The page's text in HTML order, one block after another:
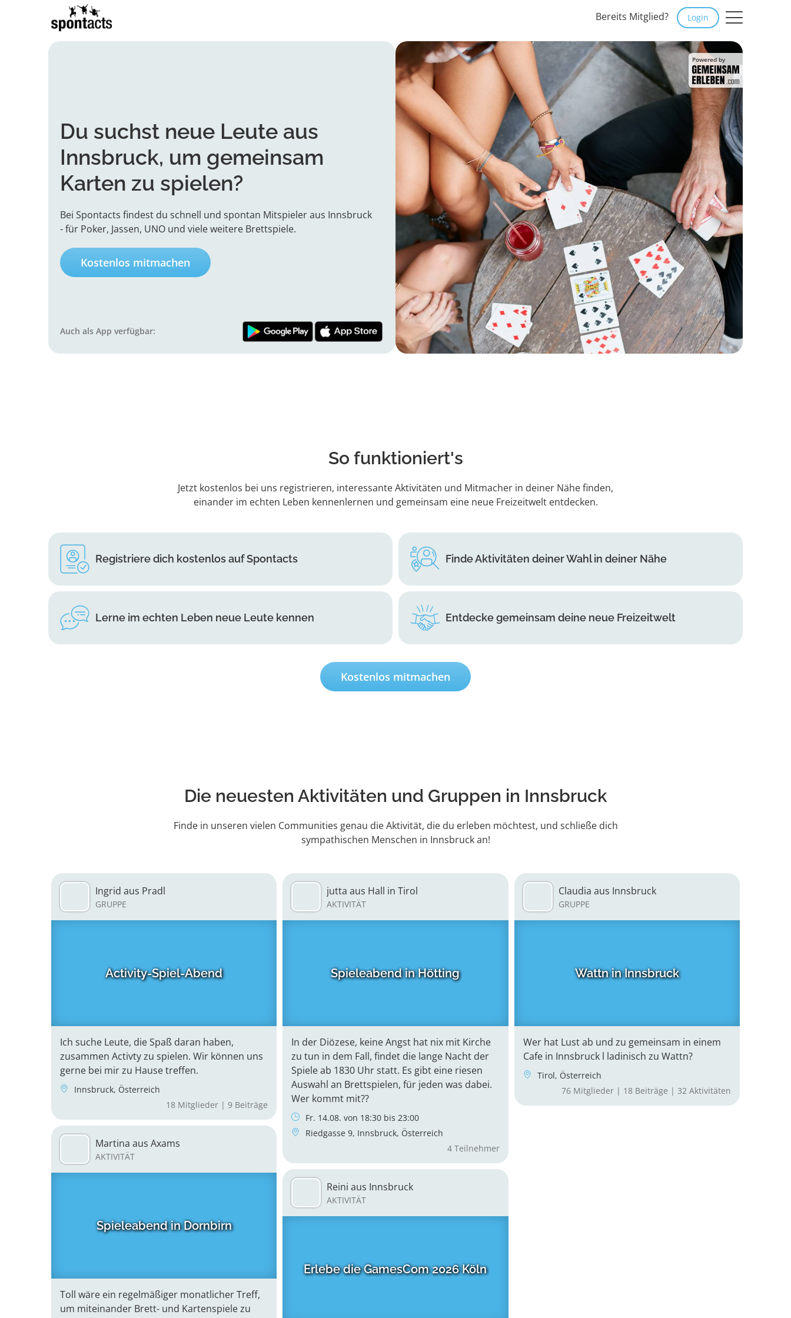
Bereits Mitglied? Login
Powered by
Du suchst neue Leute aus
Innsbruck, um gemeinsam
Karten zu spielen?
Bei Spontacts findest du schnell und spontan Mitspieler aus Innsbruck
- für Poker, Jassen, UNO und viele weitere Brettspiele.
Kostenlos mitmachen
Auch als App verfügbar:
So funktioniert's
Jetzt kostenlos bei uns registrieren, interessante Aktivitäten und Mitmacher in deiner Nähe finden,
einander im echten Leben kennenlernen und gemeinsam eine neue Freizeitwelt entdecken.
Registriere dich kostenlos auf Spontacts Finde Aktivitäten deiner Wahl in deiner Nähe
Lerne im echten Leben neue Leute kennen Entdecke gemeinsam deine neue Freizeitwelt
Kostenlos mitmachen
Die neuesten Aktivitäten und Gruppen in Innsbruck
Finde in unseren vielen Communities genau die Aktivität, die du erleben möchtest, und schließe dich
sympathischen Menschen in Innsbruck an!